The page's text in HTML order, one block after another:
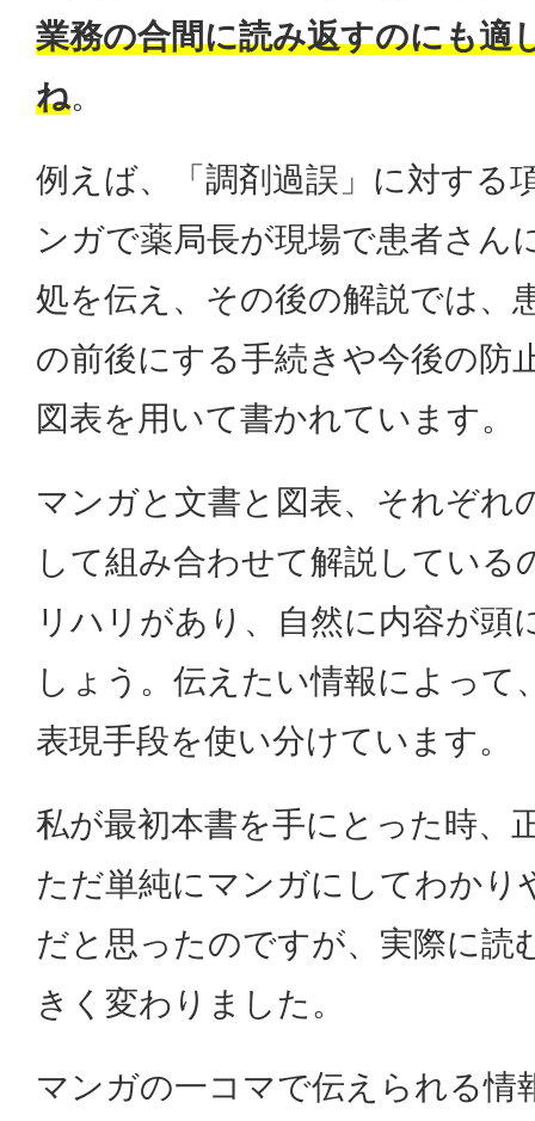
業務の合間に読み返すのにも適
ね。
例えば、「調剤過誤」に対する
ンガで薬局長が現場で患者さん
処を伝え、その後の解説では、
の前後にする手続きや今後の防
図表を用いて書かれています。
マンガと文書と図表、それぞれ
して組み合わせて解説している
リハリがあり、自然に内容が頭
しょう。伝えたい情報によって
表現手段を使い分けています。
私が最初本書を手にとった時、
ただ単純にマンガにしてわかり
だと思ったのですが、実際に読
きく変わりました。
マンガの一コマで伝えられる情